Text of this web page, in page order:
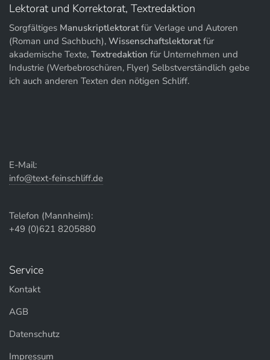
Lektorat und Korrektorat, Textredaktion
Sorgfältiges Manuskriptlektoratfür Verlage und Autoren
(Roman und Sachbuch), Wissenschaftslektoratfür
akademische Texte, Textredaktion für Unternehmen und
Industrie (Werbebroschüren, Flyer) Selbstverständlich gebe
ich auch anderen Texten den nötigen Schliff.
E-Mail:
info@text-feinschliff.de
Telefon (Mannheim):
+49 (0)621 8205880
Service
Kontakt
AGB
Datenschutz
Impressum